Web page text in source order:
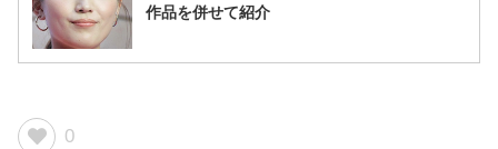
作品を併せて紹介
0